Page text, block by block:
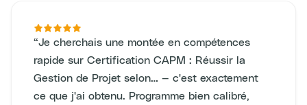
“Je cherchais une montée en compétences
rapide sur Certification CAPM : Réussir la
Gestion de Projet selon… — c'est exactement
ce que j'ai obtenu. Programme bien calibré,